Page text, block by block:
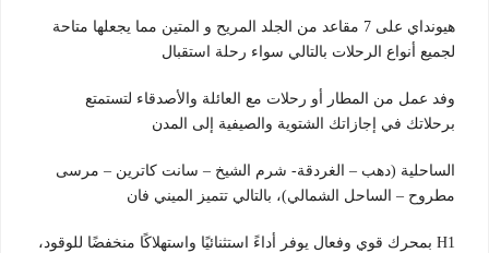
هيونداي على 7 مقاعد من الجلد المريح و المتين مما يجعلها متاحة
لجميع أنواع الرحلات بالتالي سواء رحلة استقبال
وفد عمل من المطار أو رحلات مع العائلة والأصدقاء لتستمتع
برحلاتك في إجازاتك الشتوية والصيفية إلى المدن
الساحلية (دهب – الغردقة- شرم الشيخ – سانت كاترين – مرسى
مطروح – الساحل الشمالي)، بالتالي تتميز الميني فان
H1 بمحرك قوي وفعال يوفر أداءً استثنائيًا واستهلاكًا منخفضًا للوقود،